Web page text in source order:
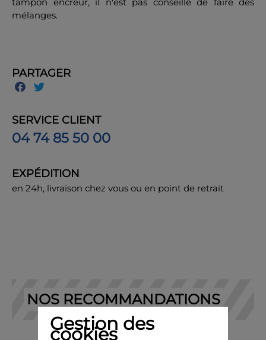
mélanges.
PARTAGER
SERVICE CLIENT
04 74 85 50 00
EXPÉDITION
en 24h, livraison chez vous ou en point de retrait
NOS RECOMMANDATIONS
Gestion des
cookies